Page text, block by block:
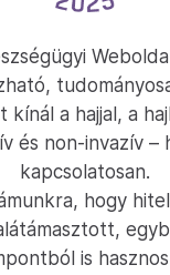
kínál a hajjal, a
és non-invazív –
kapcsolatosan.
hogy
is